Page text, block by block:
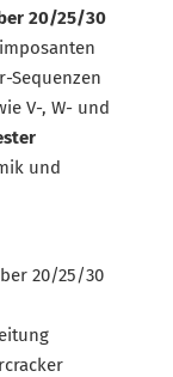
20/25/30
Sequenzen
V-, W- und
und
20/25/30